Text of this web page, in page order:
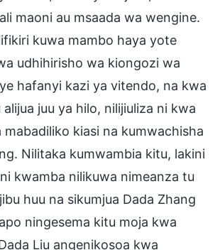
maoni au msaada wa wengine.
kuwa mambo haya yote
udhihirisho wa kiongozi wa
hafanyi kazi ya vitendo, na kwa
alijua juu ya hilo, nilijiuliza ni kwa
kiasi na kumwachisha
Nilitaka kumwambia kitu, lakini
kwamba nilikuwa nimeanza tu
huu na sikumjua Dada Zhang
ningesema kitu moja kwa
Liu angenikosoa kwa